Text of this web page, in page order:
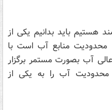
هستیم باید بدانیم یکی از
محدودیت منابع آب است با
آب بصورت مستمر برگزار
آب را به یکی از